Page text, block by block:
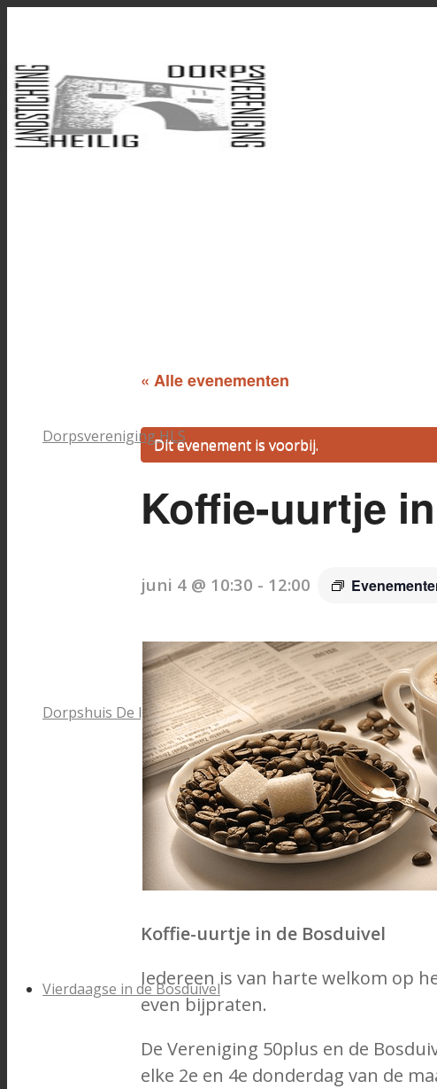
Dorpsvereniging HLS
Dorpshuis De Bosduivel
Vierdaagse in de Bosduivel
« Alle evenementen
Dit evenement is voorbij.
Koffie-uurtje
juni 4 @ 10:30 - 12:00
Koffie-uurtje in de Bosduivel
Iedereen is van harte welkom op
even bijpraten.
De Vereniging 50plus en de
elke 2e en 4e donderdag van de